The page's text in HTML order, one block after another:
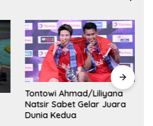
Tontowi Ahmad/Liliyana
Natsir Sabet Gelar Juara
Dunia Kedua